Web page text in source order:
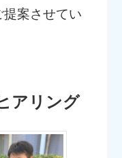
案させてい
アリング